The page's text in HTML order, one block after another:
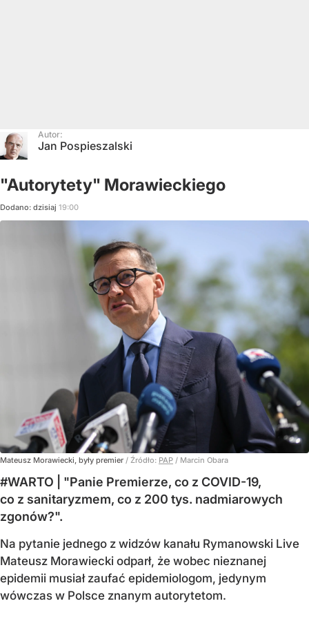
Autor:
Jan Pospieszalski
"Autorytety" Morawieckiego
Dodano: dzisiaj 19:00
Mateusz Morawiecki, były premier / Źródło: PAP / Marcin Obara
#WARTO | "Panie Premierze, co z COVID-19,
co z sanitaryzmem, co z 200 tys. nadmiarowych
zgonów?".
Na pytanie jednego z widzów kanału Rymanowski Live
Mateusz Morawiecki odparł, że wobec nieznanej
epidemii musiał zaufać epidemiologom, jedynym
wówczas w Polsce znanym autorytetom.